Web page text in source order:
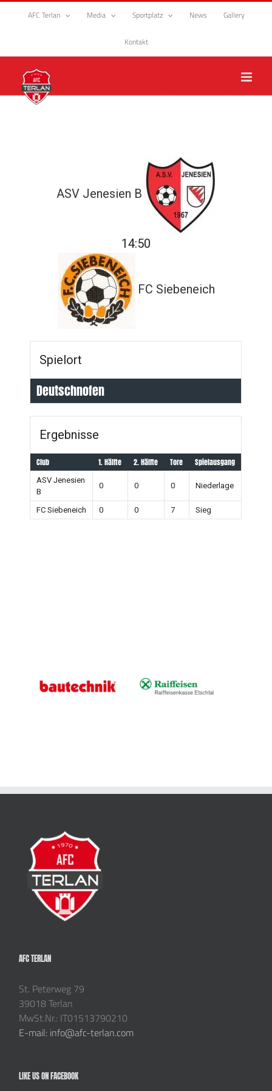
Zum
AFC Terlan Media Sportplatz News Gallery
Kontakt
ASV Jenesien B
14:50
FC Siebeneich
Spielort
Deutschnofen
Ergebnisse
Club 1. Hälfte 2. Hälfte Tore Spielausgang
ASV Jenesien
B
0 0 0 Niederlage
FC Siebeneich 0 0 7 Sieg
AFC TERLAN
St. Peterweg 79
39018 Terlan
MwSt.Nr.: IT01513790210
E-mail: info@afc-terlan.com
LIKE US ON FACEBOOK